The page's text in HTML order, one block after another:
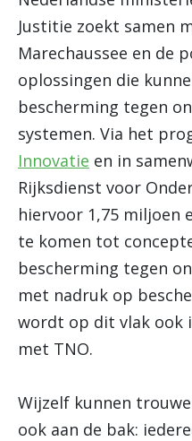
Justitie zoekt samen
Marechaussee en de
oplossingen die
bescherming tegen
systemen. Via het
Innovatie en in
Rijksdienst voor
hiervoor 1,75 miljoen
te komen tot
bescherming tegen
met nadruk op
wordt op dit vlak ook
met TNO.
Wijzelf kunnen
ook aan de bak: